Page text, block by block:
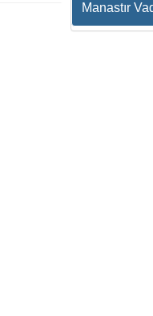
Manastır